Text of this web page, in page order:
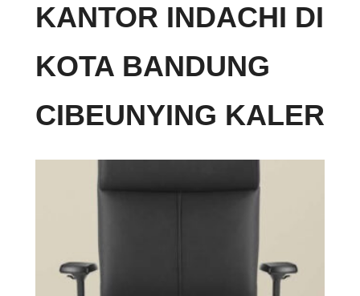
KANTOR INDACHI DI
KOTA BANDUNG
CIBEUNYING KALER